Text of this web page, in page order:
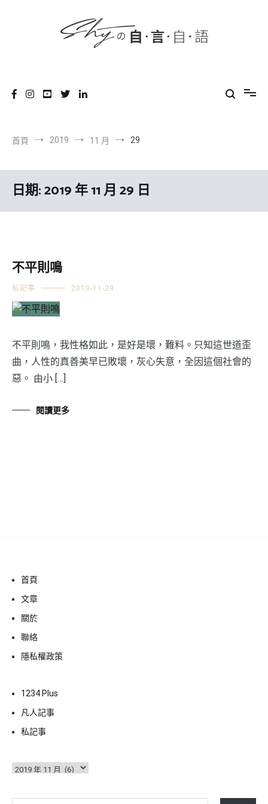
首頁 2019 11 月 29
日期:2019 年 11 月 29 日
不平則鳴
私記事 2019-11-29
不平則鳴，我性格如此，是好是壞，難料。只知這世道歪
曲，人性的真善美早已敗壞，灰心失意，全因這個社會的
惡。 由小 […]
閱讀更多
首頁
文章
關於
聯絡
隱私權政策
1234 Plus
凡人記事
私記事
彙
輸入你的電子郵件地址…